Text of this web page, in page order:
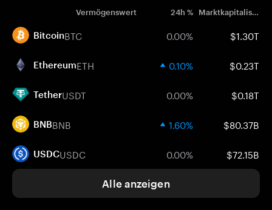
Vermögenswert 24h % Marktkapitalisierung
BitcoinBTC 0.00% $1.30T
EthereumETH 0.10% $0.23T
TetherUSDT 0.00% $0.18T
BNBBNB 1.60% $80.37B
USDCUSDC 0.00% $72.15B
Alle anzeigen